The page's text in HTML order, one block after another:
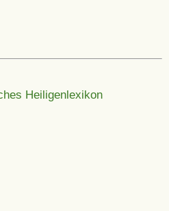
Heiligenlexikon